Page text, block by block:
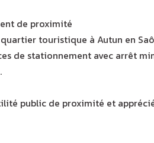
de proximité
touristique à Autun en
de stationnement avec arrêt
public de proximité et